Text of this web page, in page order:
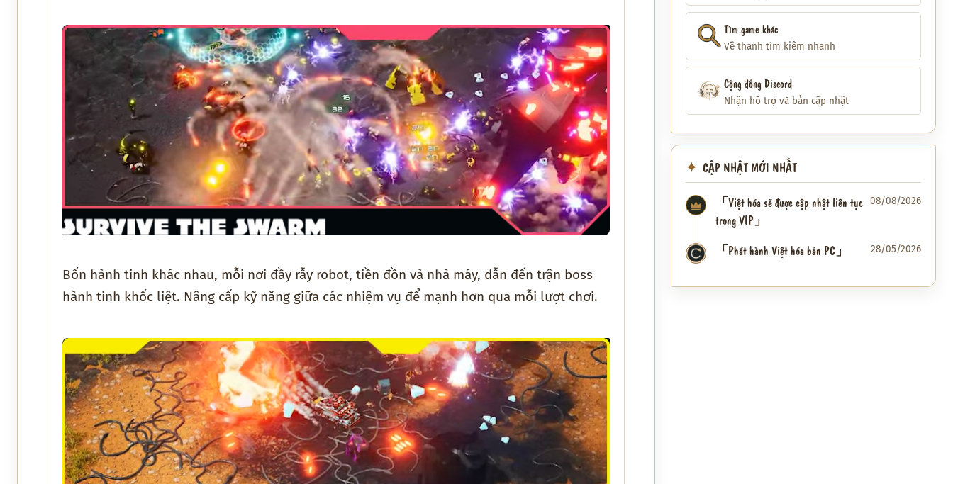
Bốn hành tinh khác nhau, mỗi nơi đầy rẫy robot, tiền đồn và nhà máy, dẫn đến trận boss
hành tinh khốc liệt. Nâng cấp kỹ năng giữa các nhiệm vụ để mạnh hơn qua mỗi lượt chơi.
Tìm game khác
Về thanh tìm kiếm nhanh
Cộng đồng Discord
Nhận hỗ trợ và bản cập nhật
CẬP NHẬT MỚI NHẤT
「Việt hóa sẽ được cập nhật liên tục
trong VIP」
08/08/2026
✦ 「Phát hành Việt hóa bản PC」 28/05/2026